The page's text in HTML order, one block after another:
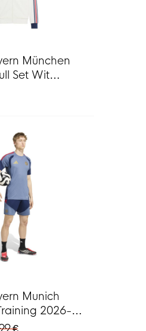
München
Set Wit
Rood
Munich
2026-
Rouge